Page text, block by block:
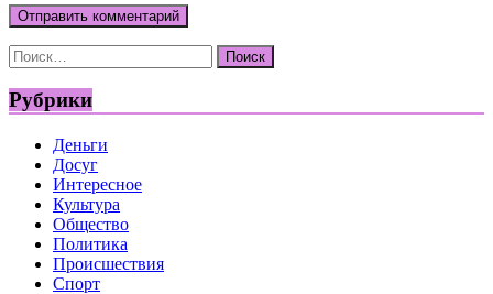
Найти:
Рубрики
Деньги
Досуг
Интересное
Культура
Общество
Политика
Происшествия
Спорт